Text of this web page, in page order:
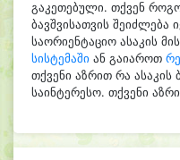
გაკეთებული. თქვენ
ბავშვისათვის შეიძლება
საორიენტაციო ასაკის
სისტემაში ან გაიაროთ
თქვენი აზრით რა ასაკის
საინტერესო. თქვენი